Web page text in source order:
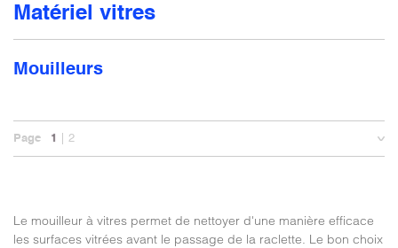
Matériel vitres
Mouilleurs
Page 1 2
Le mouilleur à vitres permet de nettoyer d'une manière efficace
les surfaces vitrées avant le passage de la raclette. Le bon choix